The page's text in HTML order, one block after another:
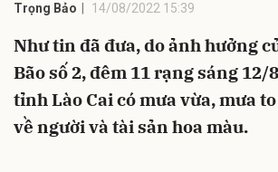
Trọng Bảo 14/08/2022 15:39
Như tin đã đưa, do ảnh hưởng
Bão số 2, đêm 11 rạng sáng
tỉnh Lào Cai có mưa vừa, mưa
về người và tài sản hoa màu.